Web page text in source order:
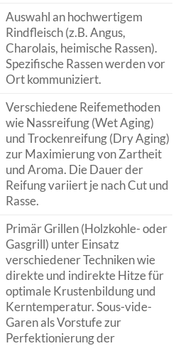
Auswahl an hochwertigem
Rindfleisch (z.B. Angus,
Charolais, heimische Rassen).
Spezifische Rassen werden vor
Ort kommuniziert.
Verschiedene Reifemethoden
wie Nassreifung (Wet Aging)
und Trockenreifung (Dry Aging)
zur Maximierung von Zartheit
und Aroma. Die Dauer der
Reifung variiert je nach Cut und
Rasse.
Primär Grillen (Holzkohle- oder
Gasgrill) unter Einsatz
verschiedener Techniken wie
direkte und indirekte Hitze für
optimale Krustenbildung und
Kerntemperatur. Sous-vide-
Garen als Vorstufe zur
Perfektionierung der